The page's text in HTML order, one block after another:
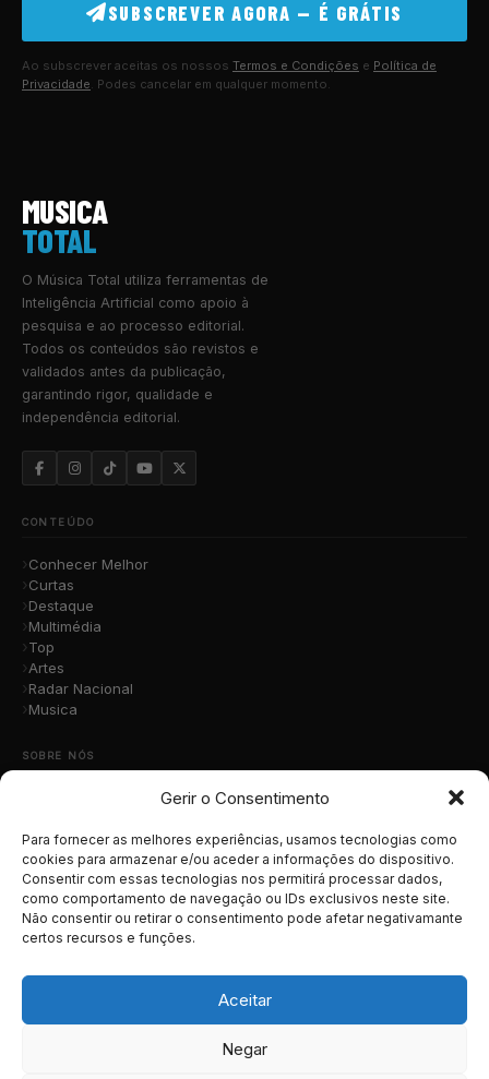
Gerir o Consentimento
Para fornecer as melhores experiências, usamos tecnologias como
cookies para armazenar e/ou aceder a informações do dispositivo.
Consentir com essas tecnologias nos permitirá processar dados,
como comportamento de navegação ou IDs exclusivos neste site.
Não consentir ou retirar o consentimento pode afetar negativamante
certos recursos e funções.
Aceitar
Negar
SUBSCREVER AGORA — É GRÁTIS
Ao subscrever aceitas os nossos Termos e Condições e Política de
Privacidade. Podes cancelar em qualquer momento.
MUSICA
TOTAL
O Música Total utiliza ferramentas de
Inteligência Artificial como apoio à
pesquisa e ao processo editorial.
Todos os conteúdos são revistos e
validados antes da publicação,
garantindo rigor, qualidade e
independência editorial.
CONTEÚDO
Conhecer Melhor
Curtas
Destaque
Multimédia
Top
Artes
Radar Nacional
Musica
SOBRE NÓS
Contacto
Submete a Tua Música
Publicidade
Apoiar o Projeto